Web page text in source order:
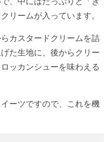
リームが入っています。
カスタードクリームを詰
た生地に、後からクリー
ッカンシューを味わえる
ーツですので、これを機